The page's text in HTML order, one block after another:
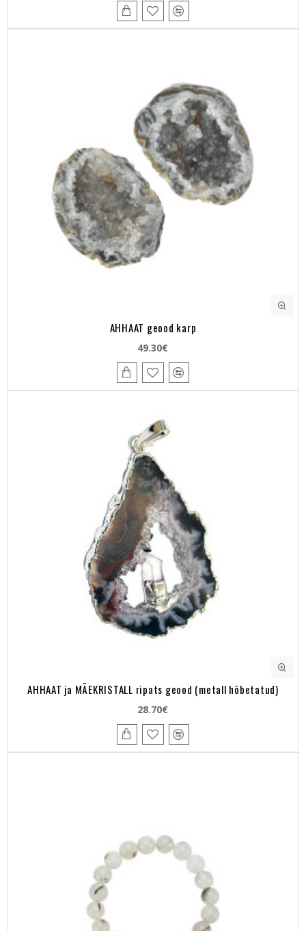
AHHAAT geood karp
49.30€
AHHAAT ja MÄEKRISTALL ripats geood (metall hõbetatud)
28.70€